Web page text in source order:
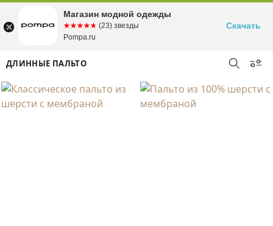
ДЛИННЫЕ ПАЛЬТО
Магазин модной одежды
☆☆☆☆☆
★★★★★ (23) звезды
Pompa.ru
Скачать